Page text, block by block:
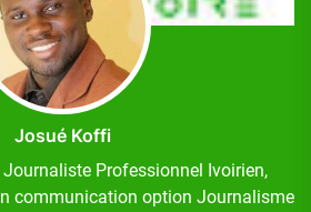
Josué Koffi
Professionnel Ivoirien,
communication option Journalisme